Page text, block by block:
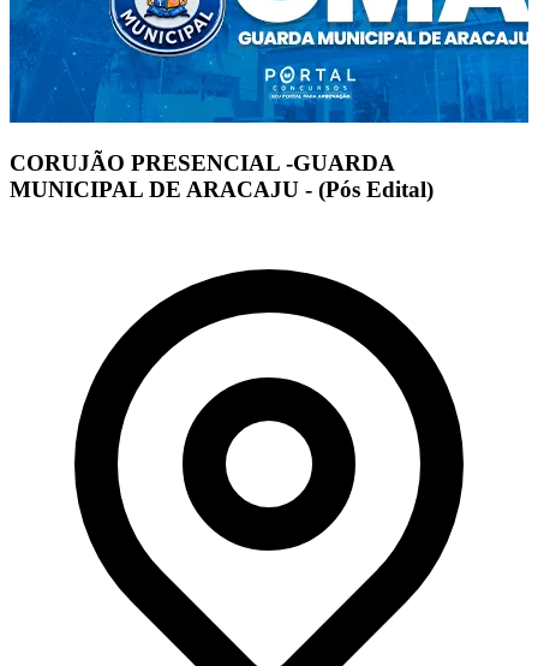
CORUJÃO PRESENCIAL -GUARDA
MUNICIPAL DE ARACAJU - (Pós Edital)